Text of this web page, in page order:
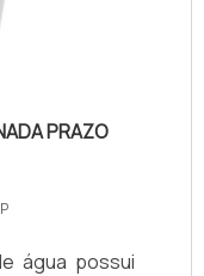
18L e 3,6L.
PRAZO
água possui